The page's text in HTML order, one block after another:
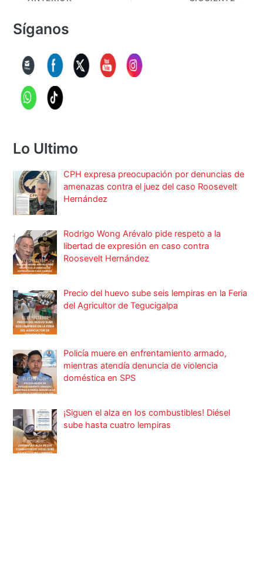
Síganos
Lo Ultimo
CPH expresa preocupación por denuncias de
amenazas contra el juez del caso Roosevelt
Hernández
Rodrigo Wong Arévalo pide respeto a la
libertad de expresión en caso contra
Roosevelt Hernández
Precio del huevo sube seis lempiras en la Feria
del Agricultor de Tegucigalpa
Policía muere en enfrentamiento armado,
mientras atendía denuncia de violencia
doméstica en SPS
¡Siguen el alza en los combustibles! Diésel
sube hasta cuatro lempiras